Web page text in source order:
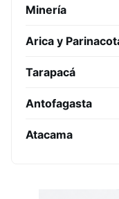
Minería
Arica y
Tarapacá
Antofagasta
Atacama